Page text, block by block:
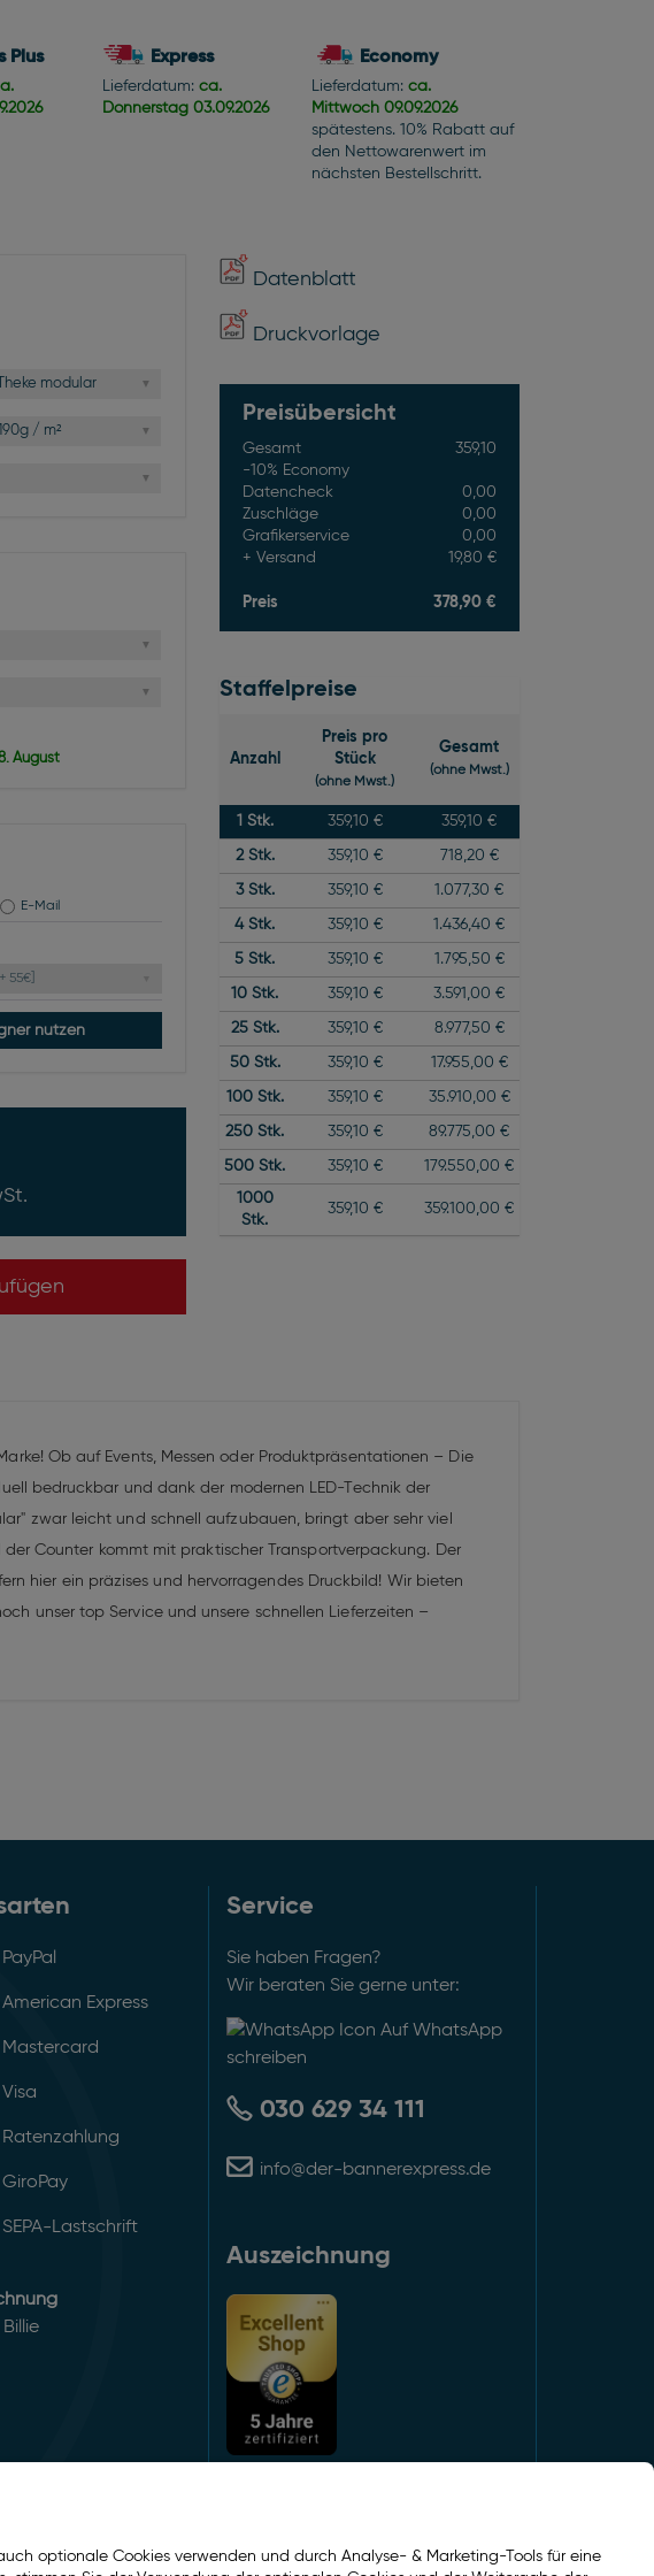
Plus Express
Lieferdatum: ca.
Donnerstag 03.09.2026
Economy
Lieferdatum: ca.
Mittwoch 09.09.2026
spätestens. 10% Rabatt auf
den Nettowarenwert im
nächsten Bestellschritt.
Datenblatt
Druckvorlage
modular
/ m²
August
E-Mail
55€]
nutzen
Preisübersicht
Gesamt
359,10
-10% Economy
Datencheck
0,00
Zuschläge
0,00
Grafikerservice
0,00
Versand
19,80 €
Preis 378,90 €
Staffelpreise
Anzahl
Preis pro
Stück
(ohne Mwst.)
Gesamt
(ohne Mwst.)
1 Stk. 359,10 € 359,10 €
2Stk. 359,10 € 718,20 €
3Stk. 359,10 € 1.077,30 €
4Stk. 359,10 € 1.436,40 €
5 Stk. 359,10 € 1.795,50 €
10 Stk. 359,10 € 3.591,00 €
25Stk. 359,10 € 8.977,50 €
50Stk. 359,10 € 17.955,00 €
100Stk. 359,10 € 35.910,00 €
250 Stk. 359,10 € 89.775,00 €
500 Stk. 359,10 €
179.550,00 €
1000
Stk.
359,10 € 359.100,00 €
Ob auf Events, Messen oder Produktpräsentationen – Die
bedruckbar und dank der modernen LED-Technik der
zwar leicht und schnell aufzubauen, bringt aber sehr viel
Counter kommt mit praktischer Transportverpackung. Der
hier ein präzises und hervorragendes Druckbild! Wir bieten
unser top Service und unsere schnellen Lieferzeiten –
PayPal
American Express
Mastercard
Visa
Ratenzahlung
GiroPay
SEPA-Lastschrift
Service
Sie haben Fragen?
Wir beraten Sie gerne unter:
Auf WhatsApp
schreiben
030 629 34 111
info@der-bannerexpress.de
Auszeichnung
optionale Cookies verwenden und durch Analyse- & Marketing-Tools für eine